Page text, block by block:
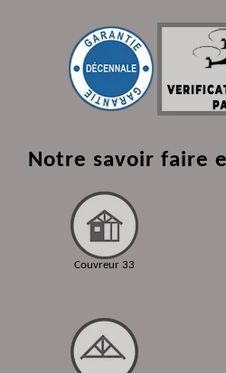
Notre savoir faire
Couvreur 33